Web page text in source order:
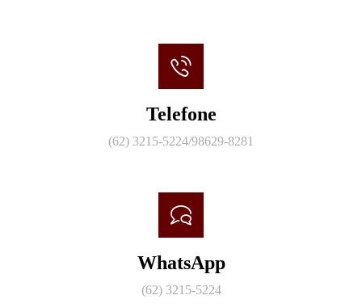
Telefone
(62) 3215-5224/98629-8281
WhatsApp
(62) 3215-5224